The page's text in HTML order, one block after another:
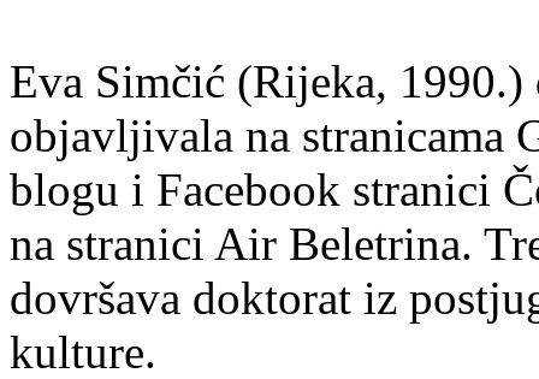
Eva Simčić (Rijeka, 1990.)
objavljivala na stranicama
blogu i Facebook stranici
na stranici Air Beletrina.
dovršava doktorat iz
kulture.